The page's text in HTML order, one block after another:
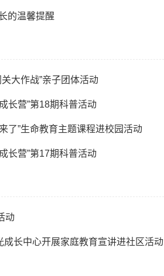
的温馨提醒
大作战”亲子团体活动
长营”第18期科普活动
了”生命教育主题课程进校园活动
长营”第17期科普活动
动
长中心开展家庭教育宣讲进社区活动